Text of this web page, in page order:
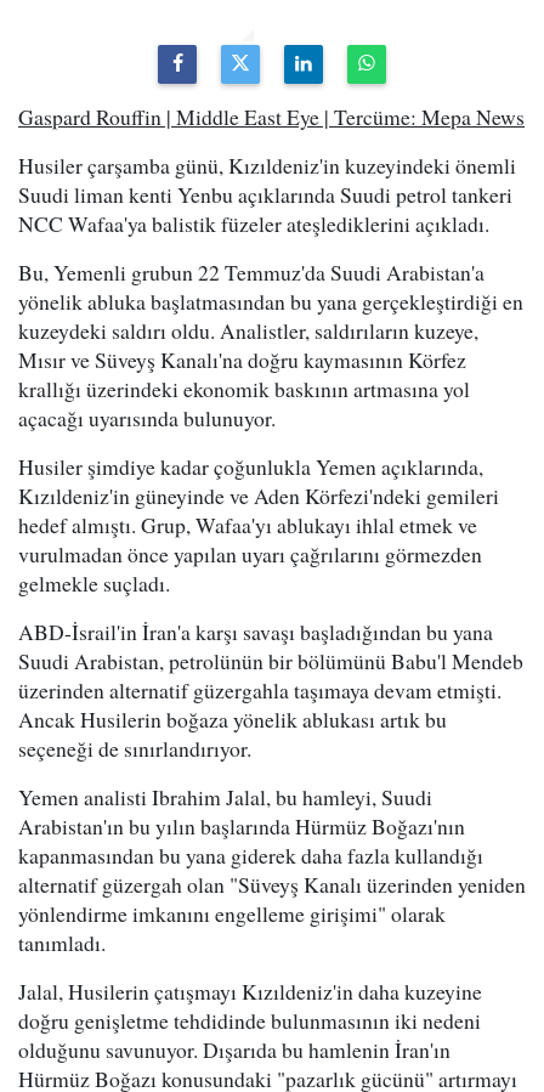
Gaspard Rouffin | Middle East Eye | Tercüme: Mepa News
Husiler çarşamba günü, Kızıldeniz'in kuzeyindeki önemli
Suudi liman kenti Yenbu açıklarında Suudi petrol tankeri
NCC Wafaa'ya balistik füzeler ateşlediklerini açıkladı.
Bu, Yemenli grubun 22 Temmuz'da Suudi Arabistan'a
yönelik abluka başlatmasından bu yana gerçekleştirdiği en
kuzeydeki saldırı oldu. Analistler, saldırıların kuzeye,
Mısır ve Süveyş Kanalı'na doğru kaymasının Körfez
krallığı üzerindeki ekonomik baskının artmasına yol
açacağı uyarısında bulunuyor.
Husiler şimdiye kadar çoğunlukla Yemen açıklarında,
Kızıldeniz'in güneyinde ve Aden Körfezi'ndeki gemileri
hedef almıştı. Grup, Wafaa'yı ablukayı ihlal etmek ve
vurulmadan önce yapılan uyarı çağrılarını görmezden
gelmekle suçladı.
ABD-İsrail'in İran'a karşı savaşı başladığından bu yana
Suudi Arabistan, petrolünün bir bölümünü Babu'l Mendeb
üzerinden alternatif güzergahla taşımaya devam etmişti.
Ancak Husilerin boğaza yönelik ablukası artık bu
seçeneği de sınırlandırıyor.
Yemen analisti Ibrahim Jalal, bu hamleyi, Suudi
Arabistan'ın bu yılın başlarında Hürmüz Boğazı'nın
kapanmasından bu yana giderek daha fazla kullandığı
alternatif güzergah olan "Süveyş Kanalı üzerinden yeniden
yönlendirme imkanını engelleme girişimi" olarak
tanımladı.
Jalal, Husilerin çatışmayı Kızıldeniz'in daha kuzeyine
doğru genişletme tehdidinde bulunmasının iki nedeni
olduğunu savunuyor. Dışarıda bu hamlenin İran'ın
Hürmüz Boğazı konusundaki "pazarlık gücünü" artırmayı